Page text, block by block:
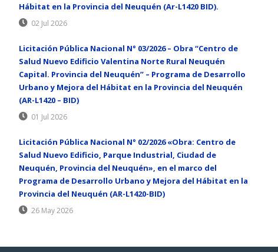
Hábitat en la Provincia del Neuquén (Ar-L1420 BID).
02 Jul 2026
Licitación Pública Nacional N° 03/2026 – Obra “Centro de
Salud Nuevo Edificio Valentina Norte Rural Neuquén
Capital. Provincia del Neuquén” – Programa de Desarrollo
Urbano y Mejora del Hábitat en la Provincia del Neuquén
(AR-L1420 – BID)
01 Jul 2026
Licitación Pública Nacional N° 02/2026 «Obra: Centro de
Salud Nuevo Edificio, Parque Industrial, Ciudad de
Neuquén, Provincia del Neuquén», en el marco del
Programa de Desarrollo Urbano y Mejora del Hábitat en la
Provincia del Neuquén (AR-L1420-BID)
26 May 2026